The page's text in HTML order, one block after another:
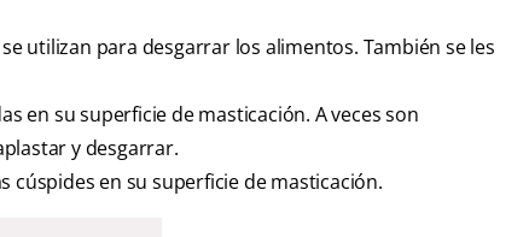
utilizan para desgarrar los alimentos. También se les
en su superficie de masticación. A veces son
y desgarrar.
en su superficie de masticación.